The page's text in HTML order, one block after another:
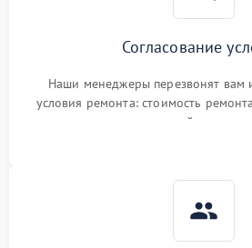
Согласование
Наши менеджеры перезвонят вам
условия ремонта: стоимость
гарантийные